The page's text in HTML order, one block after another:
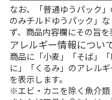
なお、「普通ゆうパック
のみチルドゆうパック」
ず、商品内容欄にその旨を
アレルギー情報につい
商品に「小麦」「そば」
に」「くるみ」のアレル
を表示します。
※エビ・カニを除く魚介